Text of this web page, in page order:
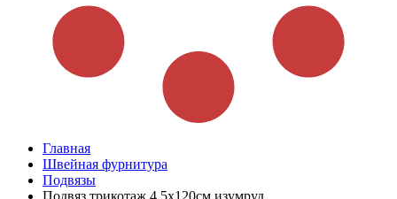
Главная
Швейная фурнитура
Подвязы
Подвяз трикотаж 4,5х120см изумруд